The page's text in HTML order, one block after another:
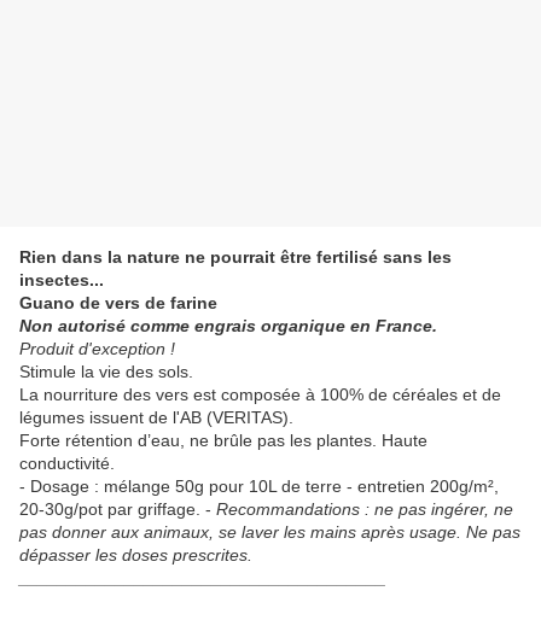
Rien dans la nature ne pourrait être fertilisé sans les
insectes...
Guano de vers de farine
Non autorisé comme engrais organique en France.
Produit d'exception !
Stimule la vie des sols.
La nourriture des vers est composée à 100% de céréales et de
légumes issuent de l'AB (VERITAS).
Forte rétention d’eau, ne brûle pas les plantes. Haute
conductivité.
- Dosage : mélange 50g pour 10L de terre - entretien 200g/m²,
20-30g/pot par griffage. - Recommandations : ne pas ingérer, ne
pas donner aux animaux, se laver les mains après usage. Ne pas
dépasser les doses prescrites.